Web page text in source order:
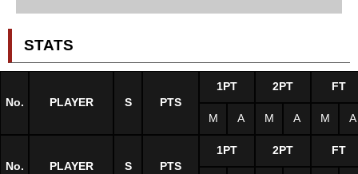
STATS
No. PLAYER S PTS
1PT 2PT FT
M A M A M A
No. PLAYER S PTS
1PT 2PT FT